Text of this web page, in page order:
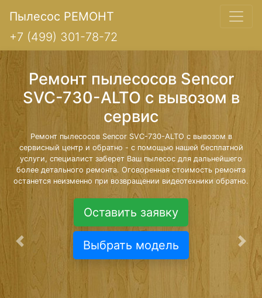
Пылесос РЕМОНТ
+7 (499) 301-78-72
Ремонт пылесосов Sencor
SVC-730-ALTO с вывозом в
сервис
Ремонт пылесосов Sencor SVC-730-ALTO с вывозом в
сервисный центр и обратно - с помощью нашей бесплатной
услуги, специалист заберет Ваш пылесос для дальнейшего
более детального ремонта. Оговоренная стоимость ремонта
останется неизменно при возвращении видеотехники обратно.
Оставить заявку
Выбрать модель
Предыдущая